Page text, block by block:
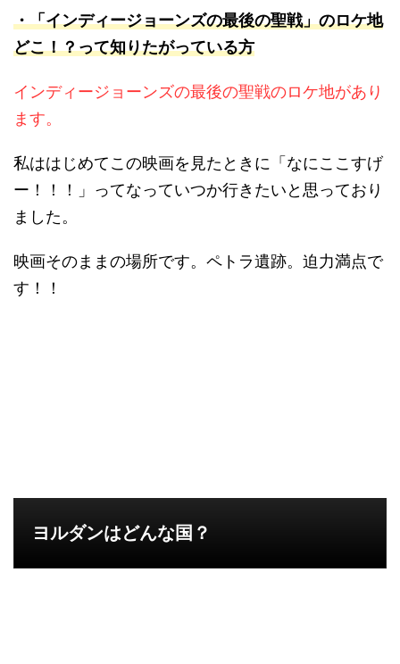
・「インディージョーンズの最後の聖戦」のロケ地
どこ！？って知りたがっている方
インディージョーンズの最後の聖戦のロケ地があり
ます。
私ははじめてこの映画を見たときに「なにここすげ
ー！！！」ってなっていつか行きたいと思っており
ました。
映画そのままの場所です。ペトラ遺跡。迫力満点で
す！！
ヨルダンはどんな国？